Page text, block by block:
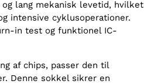
lang mekanisk levetid, hvilket
intensive cyklusoperationer.
in test og funktionel IC-
af chips, passer den til
Denne sokkel sikrer en